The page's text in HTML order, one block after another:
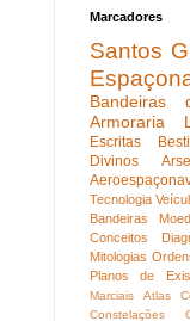
Marcadores
Santos
Bandeiras
Armoraria
Escritas
Divinos
Tecnologia
Bandeiras
Conceitos
Mitologias
Planos de
Marciais
Atlas
Constelações